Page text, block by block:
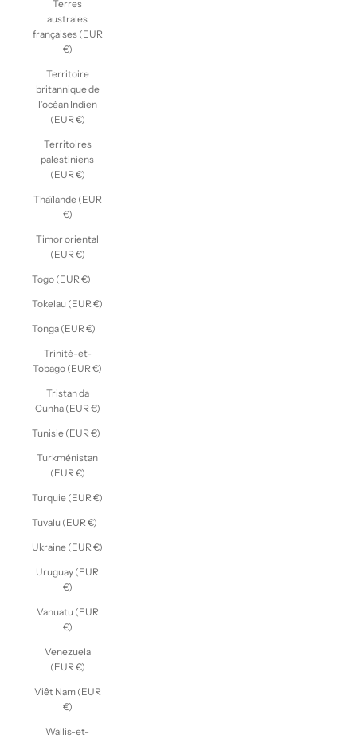
Terres
australes
françaises (EUR
€)
Territoire
britannique de
l’océan Indien
(EUR €)
Territoires
palestiniens
(EUR €)
Thaïlande (EUR
€)
Timor oriental
(EUR €)
Togo (EUR €)
Tokelau (EUR €)
Tonga (EUR €)
Trinité-et-
Tobago (EUR €)
Tristan da
Cunha (EUR €)
Tunisie (EUR €)
Turkménistan
(EUR €)
Turquie (EUR €)
Tuvalu (EUR €)
Ukraine (EUR €)
Uruguay (EUR
€)
Vanuatu (EUR
€)
Venezuela
(EUR €)
Viêt Nam (EUR
€)
Wallis-et-